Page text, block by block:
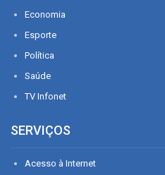
Economia
Esporte
Política
Saúde
TV Infonet
SERVIÇOS
Acesso à Internet